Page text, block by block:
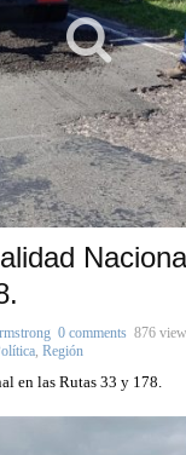
0 comments 876
, Región
en las Rutas 33 y 178.